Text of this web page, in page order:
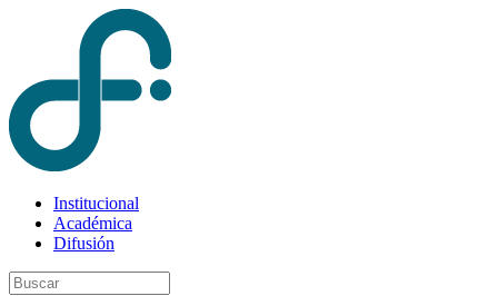
Institucional
Académica
Difusión